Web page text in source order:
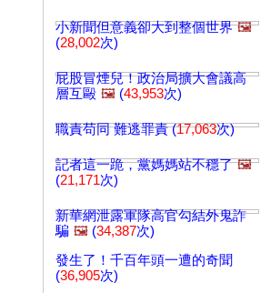
小新聞但意義卻大到整個世界 🖼️
(28,002次)
屁股冒煙兒！政治局擴大會議高
層互毆 🖼️ (43,953次)
職責苟同 難逃罪責 (17,063次)
記者這一跪，黨媽媽站不穩了 🖼️
(21,171次)
新華網泄露軍隊高官勾結外鬼詐
騙 🖼️ (34,387次)
發生了！千百年頭一遭的奇聞
(36,905次)